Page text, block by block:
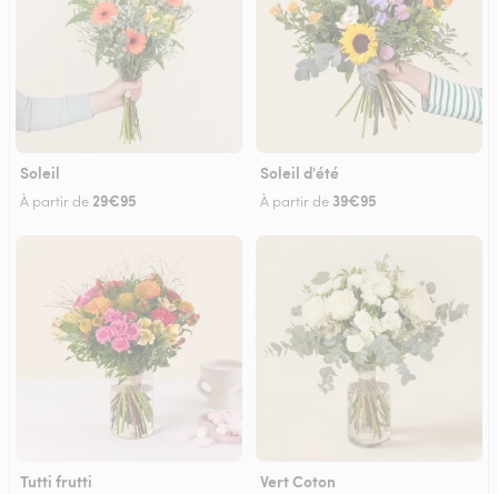
Soleil
À partir de29€95
Soleil d'été
À partir de 39€95
Tutti frutti Vert Coton